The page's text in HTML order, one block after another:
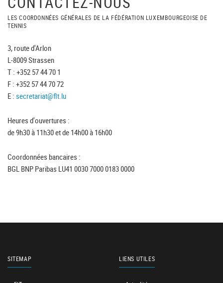
LES COORDONNÉES GÉNÉRALES DE LA FÉDÉRATION LUXEMBOURGEOISE DE
TENNIS
3, route d'Arlon
L-8009 Strassen
T : +352 57 44 70 1
F : +352 57 44 70 72
E : secretariat@flt.lu
Heures d'ouvertures :
de 9h30 à 11h30 et de 14h00 à 16h00
Coordonnées bancaires :
BGL BNP Paribas LU41 0030 7000 0183 0000
SITEMAP LIENS UTILES